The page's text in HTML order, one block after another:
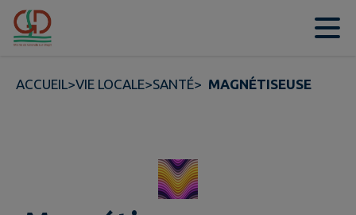
Contenu
ACCUEIL>VIE LOCALE>SANTÉ> MAGNÉTISEUSE